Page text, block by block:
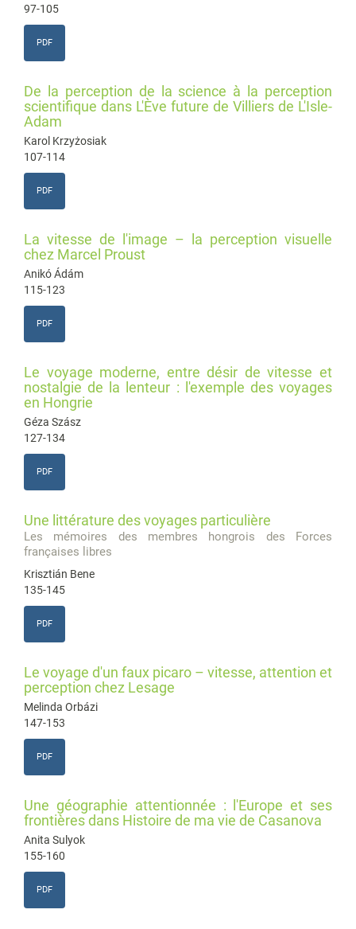
97-105
PDF
De la perception de la science à la perception
scientifique dans L'Ève future de Villiers de L'Isle-
Adam
Karol Krzyżosiak
107-114
PDF
La vitesse de l'image – la perception visuelle
chez Marcel Proust
Anikó Ádám
115-123
PDF
Le voyage moderne, entre désir de vitesse et
nostalgie de la lenteur : l'exemple des voyages
en Hongrie
Géza Szász
127-134
PDF
Une littérature des voyages particulière
Les mémoires des membres hongrois des Forces
françaises libres
Krisztián Bene
135-145
PDF
Le voyage d'un faux picaro – vitesse, attention et
perception chez Lesage
Melinda Orbázi
147-153
PDF
Une géographie attentionnée : l'Europe et ses
frontières dans Histoire de ma vie de Casanova
Anita Sulyok
155-160
PDF